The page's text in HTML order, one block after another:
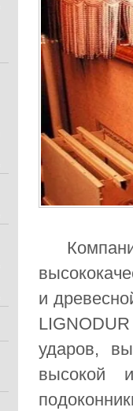
и
ударов,
высокой